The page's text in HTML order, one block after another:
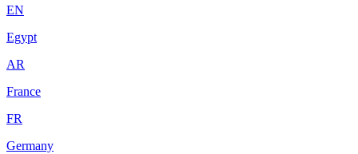
EN
Egypt
AR
France
FR
Germany